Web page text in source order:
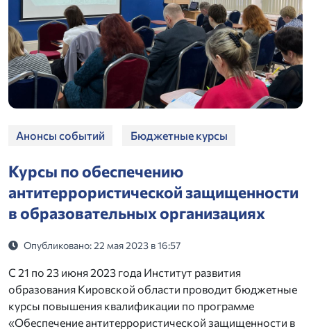
Анонсы событий Бюджетные курсы
Курсы по обеспечению
антитеррористической защищенности
в образовательных организациях
Опубликовано: 22 мая 2023 в 16:57
С 21 по 23 июня 2023 года Институт развития
образования Кировской области проводит бюджетные
курсы повышения квалификации по программе
«Обеспечение антитеррористической защищенности в